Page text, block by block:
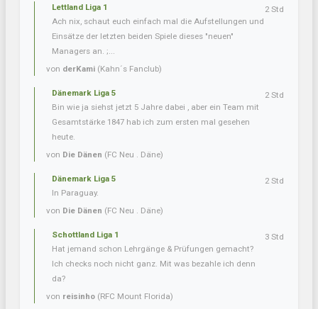
Lettland Liga 1
Ach nix, schaut euch einfach mal die Aufstellungen und
Einsätze der letzten beiden Spiele dieses "neuen"
Managers an. ;...
von derKami (Kahn´s Fanclub)
2 Std
Dänemark Liga 5
Bin wie ja siehst jetzt 5 Jahre dabei , aber ein Team mit
Gesamtstärke 1847 hab ich zum ersten mal gesehen
heute.
von Die Dänen (FC Neu . Däne)
2 Std
Dänemark Liga 5
In Paraguay.
von Die Dänen (FC Neu . Däne)
2 Std
Schottland Liga 1
Hat jemand schon Lehrgänge & Prüfungen gemacht?
Ich checks noch nicht ganz. Mit was bezahle ich denn
da?
von reisinho (RFC Mount Florida)
3 Std